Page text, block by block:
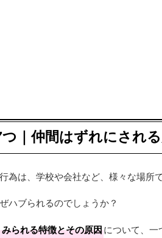
｜仲間はずれにされ
為は、学校や会社など、様々な場所
ハブられるのでしょうか？
られる特徴とその原因について、一